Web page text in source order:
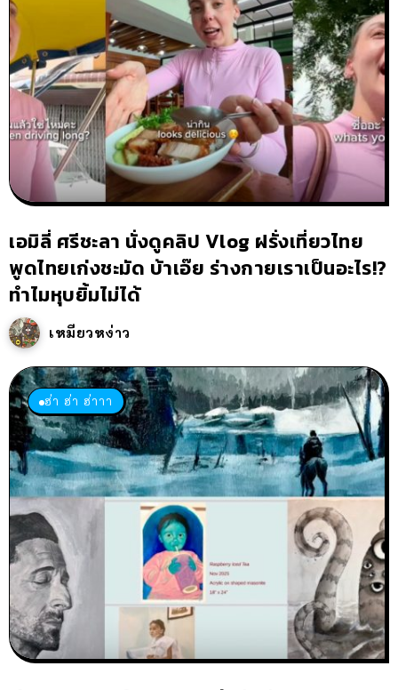
เอมิลี่ ศรีชะลา นั่งดูคลิป Vlog ฝรั่งเที่ยวไทย
พูดไทยเก่งชะมัด บ้าเอ๊ย ร่างกายเราเป็นอะไร!?
ทำไมหุบยิ้มไม่ได้
เหมียวหง่าว
ฮ่า ฮ่า ฮ่าาา